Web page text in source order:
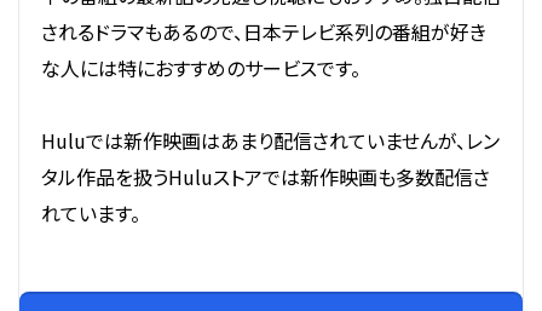
されるドラマもあるので、日本テレビ系列の番組が好き
な人には特におすすめのサービスです。
Huluでは新作映画はあまり配信されていませんが、レン
タル作品を扱うHuluストアでは新作映画も多数配信さ
れています。